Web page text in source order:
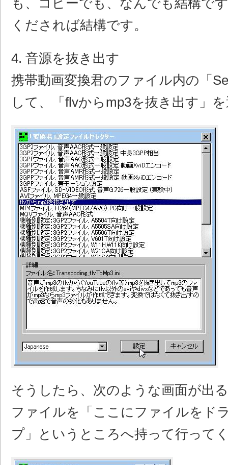
くだされば結構です。
4. 音源を抜き出す
携帯動画変換君のファイル内の「
して、「flvからmp3を抜き出す」
そうしたら、次のような画面が出
ファイルを「ここにファイルをド
プ」というところへ持って行って